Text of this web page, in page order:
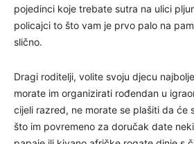
pojedinci koje trebate sutra na ulici
policajci to što vam je prvo palo na
slično.
Dragi roditelji, volite svoju djecu
morate im organizirati rođendan u
cijeli razred, ne morate se plašiti da će
što im povremeno za doručak date